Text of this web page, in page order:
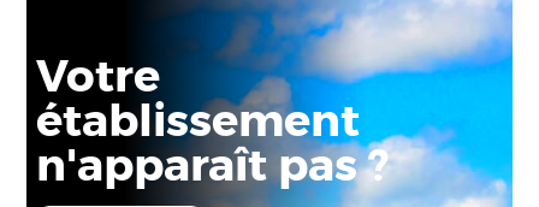
Votre
établissement
n'apparaît pas ?